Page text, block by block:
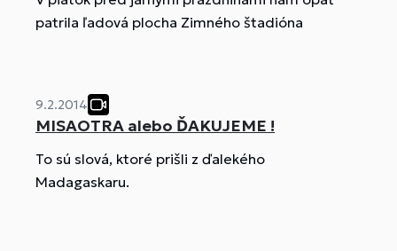
patrila ľadová plocha Zimného štadióna
9.2.2014
MISAOTRA alebo ĎAKUJEME !
To sú slová, ktoré prišli z ďalekého
Madagaskaru.